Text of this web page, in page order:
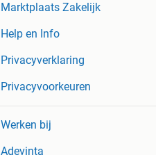
Marktplaats Zakelijk
Help en Info
Privacyverklaring
Privacyvoorkeuren
Werken bij
Adevinta